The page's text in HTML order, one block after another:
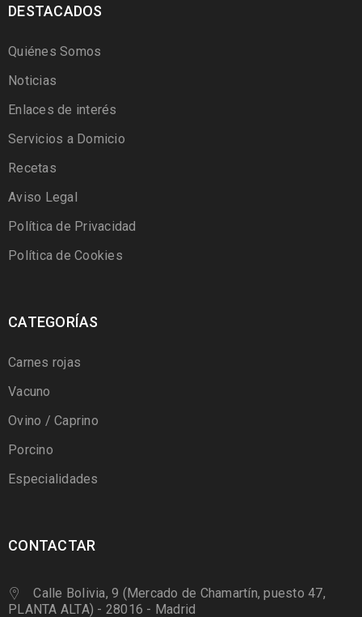
DESTACADOS
Quiénes Somos
Noticias
Enlaces de interés
Servicios a Domicio
Recetas
Aviso Legal
Política de Privacidad
Política de Cookies
CATEGORÍAS
Carnes rojas
Vacuno
Ovino / Caprino
Porcino
Especialidades
CONTACTAR
Calle Bolivia, 9 (Mercado de Chamartín, puesto 47,
PLANTA ALTA) - 28016 - Madrid